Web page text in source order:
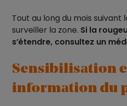
Tout au long du mois suivant
surveiller la zone. Si la
s’étendre, consultez un
Sensibilisation
information du